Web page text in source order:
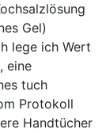
Gel)‍
lege ich Wert
,⁢ eine
tuch
Protokoll
Handtücher⁤